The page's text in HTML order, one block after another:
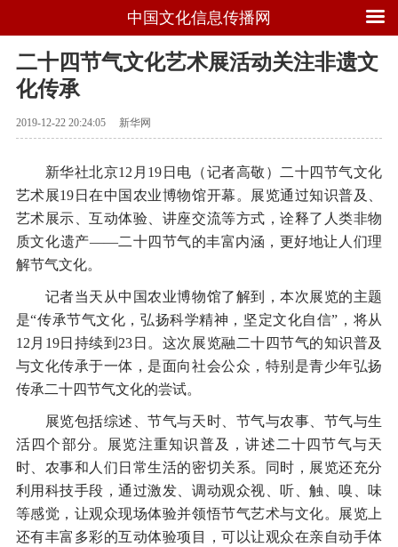
中国文化信息传播网
二十四节气文化艺术展活动关注非遗文
化传承
2019-12-22 20:24:05 新华网
新华社北京12月19日电（记者高敬）二十四节气文化
艺术展19日在中国农业博物馆开幕。展览通过知识普及、
艺术展示、互动体验、讲座交流等方式，诠释了人类非物
质文化遗产——二十四节气的丰富内涵，更好地让人们理
解节气文化。
记者当天从中国农业博物馆了解到，本次展览的主题
是“传承节气文化，弘扬科学精神，坚定文化自信”，将从
12月19日持续到23日。这次展览融二十四节气的知识普及
与文化传承于一体，是面向社会公众，特别是青少年弘扬
传承二十四节气文化的尝试。
展览包括综述、节气与天时、节气与农事、节气与生
活四个部分。展览注重知识普及，讲述二十四节气与天
时、农事和人们日常生活的密切关系。同时，展览还充分
利用科技手段，通过激发、调动观众视、听、触、嗅、味
等感觉，让观众现场体验并领悟节气艺术与文化。展览上
还有丰富多彩的互动体验项目，可以让观众在亲自动手体